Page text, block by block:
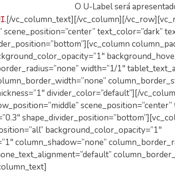
O U-Label será
.[/vc_column_text][/vc_column][/
text_color=”dark”
width=”1/1″
divider_color=”default”][/
scene_position=”center”
background_color_opacity=”1″
column_shadow=”none”